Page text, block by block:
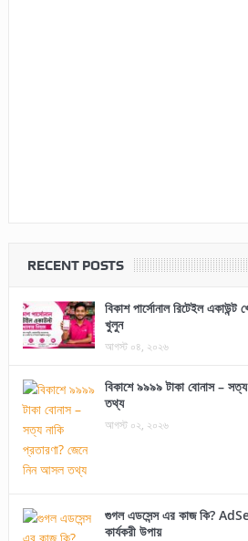
RECENT POSTS
বিকাশ পার্সোনাল রিটেইল একাউন্ট
খুলুন
আগস্ট ০৪, ২০২৬
বিকাশে ৯৯৯৯ টাকা বোনাস –
তথ্য
আগস্ট ০২, ২০২৬
গুগল এডসেন্স এর কাজ কি?
কার্যকরী উপায়